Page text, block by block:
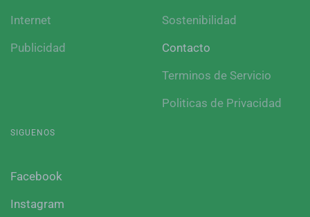
Internet
Publicidad
Sostenibilidad
Contacto
Terminos de Servicio
Politicas de Privacidad
SIGUENOS
Facebook
Instagram